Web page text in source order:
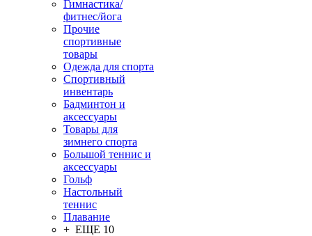
Гимнастика/
фитнес/йога
Прочие
спортивные
товары
Одежда для спорта
Спортивный
инвентарь
Бадминтон и
аксессуары
Товары для
зимнего спорта
Большой теннис и
аксессуары
Гольф
Настольный
теннис
Плавание
+ ЕЩЕ 10